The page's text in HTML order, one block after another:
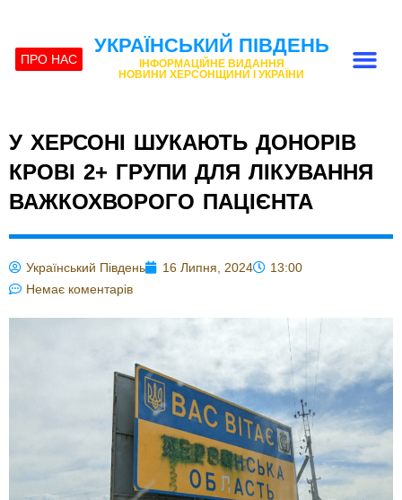
ПРО НАС
УКРАЇНСЬКИЙ ПІВДЕНЬ
ІНФОРМАЦІЙНЕ ВИДАННЯ
НОВИНИ ХЕРСОНЩИНИ І УКРАЇНИ
У ХЕРСОНІ ШУКАЮТЬ ДОНОРІВ
КРОВІ 2+ ГРУПИ ДЛЯ ЛІКУВАННЯ
ВАЖКОХВОРОГО ПАЦІЄНТА
Український Південь 16 Липня, 2024
13:00
Немає коментарів